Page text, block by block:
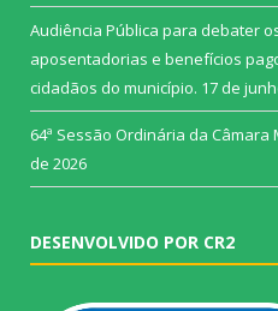
Audiência Pública para debater
aposentadorias e benefícios
cidadãos do município. 17 de
64ª Sessão Ordinária da
de 2026
DESENVOLVIDO POR CR2